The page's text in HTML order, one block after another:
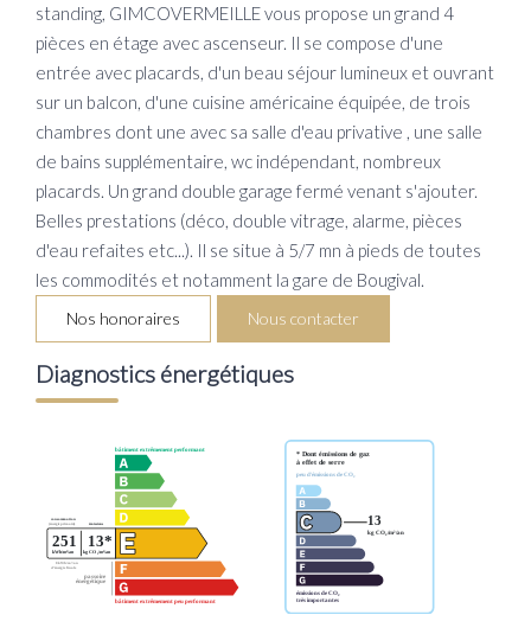
PARRAINAGE
standing, GIMCOVERMEILLE vous propose un grand 4
pièces en étage avec ascenseur. Il se compose d'une
entrée avec placards, d'un beau séjour lumineux et ouvrant
sur un balcon, d'une cuisine américaine équipée, de trois
chambres dont une avec sa salle d'eau privative , une salle
de bains supplémentaire, wc indépendant, nombreux
placards. Un grand double garage fermé venant s'ajouter.
Belles prestations (déco, double vitrage, alarme, pièces
d'eau refaites etc...). Il se situe à 5/7 mn à pieds de toutes
les commodités et notamment la gare de Bougival.
Nos honoraires Nous contacter
Diagnostics énergétiques